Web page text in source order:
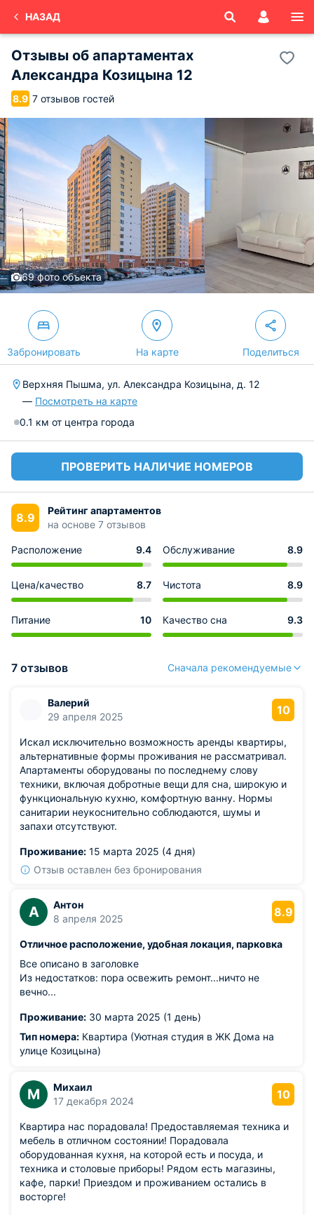
НАЗАД
Отзывы об апартаментах
Александра Козицына 12
8.9 7 отзывов гостей
69 фото объекта
Забронировать На карте Поделиться
Верхняя Пышма, ул. Александра Козицына, д. 12
— Посмотреть на карте
0.1 км от центра города
ПРОВЕРИТЬ НАЛИЧИЕ НОМЕРОВ
8.9
Рейтинг апартаментов
на основе 7 отзывов
Расположение 9.4 Обслуживание 8.9
Цена/качество 8.7 Чистота 8.9
Питание 10 Качество сна 9.3
7 отзывов Сначала рекомендуемые
Валерий
29 апреля 2025
10
Искал исключительно возможность аренды квартиры,
альтернативные формы проживания не рассматривал.
Апартаменты оборудованы по последнему слову
техники, включая добротные вещи для сна, широкую и
функциональную кухню, комфортную ванну. Нормы
санитарии неукоснительно соблюдаются, шумы и
запахи отсутствуют.
Проживание: 15 марта 2025 (4 дня)
Отзыв оставлен без бронирования
А
Антон
8 апреля 2025
8.9
Отличное расположение, удобная локация, парковка
Все описано в заголовке
Из недостатков: пора освежить ремонт...ничто не
вечно...
Проживание: 30 марта 2025 (1 день)
Тип номера: Квартира (Уютная студия в ЖК Дома на
улице Козицына)
М
Михаил
17 декабря 2024
10
Квартира нас порадовала! Предоставляемая техника и
мебель в отличном состоянии! Порадовала
оборудованная кухня, на которой есть и посуда, и
техника и столовые приборы! Рядом есть магазины,
кафе, парки! Приездом и проживанием остались в
восторге!